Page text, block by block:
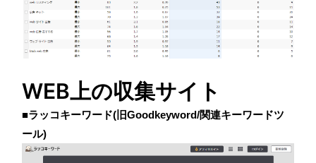
WEB上の収集サイト
■ラッコキーワード(旧Goodkeyword/関連キーワードツ
ール)